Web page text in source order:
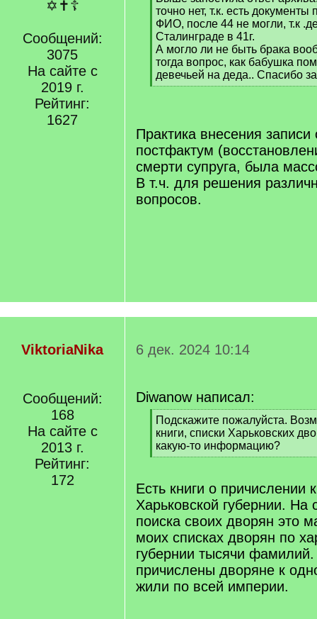
✡✝☦
Сообщений:
3075
На сайте с
2019 г.
Рейтинг:
1627
точно нет, т.к. есть
ФИО, после 44 не могли, т.к
Сталинграде в 41г.
А могло ли не быть брака
тогда вопрос, как бабушка
девечьей на деда.. Спасибо
[
Практика внесения записи
постфактум
смерти супруга, была
В т.ч. для решения
вопросов.
ViktoriaNika
Сообщений:
168
На сайте с
2013 г.
Рейтинг:
172
6 дек. 2024 10:14
Diwanow написал:
[
q
]
Подскажите пожалуйста.
книги, списки Харьковских
какую-то информацию?
[
q
]
Есть книги о причислении
Харьковской губернии.
поиска своих дворян это
моих списках дворян по
губернии тысячи фамилий.
причислены дворяне к
жили по всей империи.